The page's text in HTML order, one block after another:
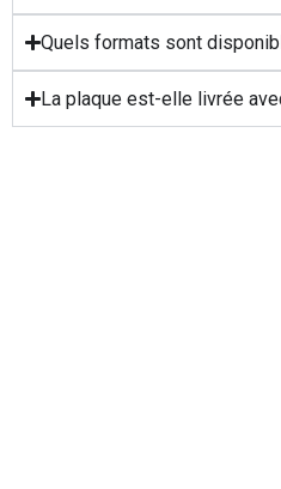
Quels formats sont
La plaque est-elle livrée